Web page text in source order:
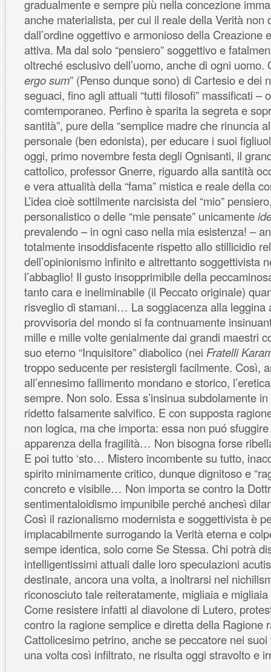
gradualmente e sempre più nella concezione
anche materialista, per cui il reale della Verità non
dall’ordine oggettivo e armonioso della Creazione
attiva. Ma dal solo “pensiero” soggettivo e
oltreché esclusivo dell’uomo, anche di ogni uomo.
ergo sum” (Penso dunque sono) di Cartesio e dei
seguaci, fino agli attuali “tutti filosofi” massificati –
comtemporaneo. Perfino è sparita la segreta e
santità”, pure della “semplice madre che rinuncia
personale (ben edonista), per educare i suoi
oggi, primo novembre festa degli Ognisanti, il
cattolico, professor Gnerre, riguardo alla santità
e vera attualità della “fama” mistica e reale della
L’idea cioè sottilmente narcisista del “mio”
personalistico o delle “mie pensate” unicamente
prevalendo – in ogni caso nella mia esistenza! –
totalmente insoddisfacente rispetto allo stillicidio
dell’opinionismo infinito e altrettanto soggettivista
l’abbaglio! Il gusto insopprimibile della
tanto cara e ineliminabile (il Peccato originale)
risveglio di stamani… La soggiacenza alla leggina
provvisoria del mondo si fa contnuamente
mille e mille volte genialmente dai grandi maestri
suo eterno “Inquisitore” diabolico (nei Fratelli
troppo seducente per resistergli facilmente. Così,
all’ennesimo fallimento mondano e storico,
sempre. Non solo. Essa s’insinua subdolamente
ridetto falsamente salvifico. E con supposta
non logica, ma che importa: essa non puó
apparenza della fragilità… Non bisogna forse
E poi tutto ‘sto… Mistero incombente su tutto,
spirito minimamente critico, dunque dignitoso e
concreto e visibile… Non importa se contro la
sentimentaloidismo impunibile perché anchesì
Così il razionalismo modernista e soggettivista è
implacabilmente surrogando la Verità eterna e
sempe identica, solo come Se Stessa. Chi potrà
intelligentissimi attuali dalle loro speculazioni
destinate, ancora una volta, a inoltrarsi nel
riconosciuto tale reiteratamente, migliaia e
Come resistere infatti al diavolone di Lutero,
contro la ragione semplice e diretta della Ragione
Cattolicesimo petrino, anche se peccatore nei
una volta così infiltrato, ne risulta oggi stravolto e